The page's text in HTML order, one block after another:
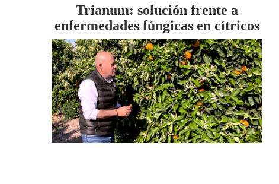
Trianum: solución frente a
enfermedades fúngicas en cítricos